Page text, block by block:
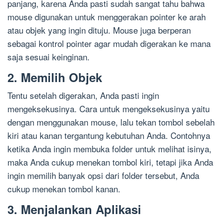
panjang, karena Anda pasti sudah sangat tahu bahwa
mouse digunakan untuk menggerakan pointer ke arah
atau objek yang ingin dituju. Mouse juga berperan
sebagai kontrol pointer agar mudah digerakan ke mana
saja sesuai keinginan.
2. Memilih Objek
Tentu setelah digerakan, Anda pasti ingin
mengeksekusinya. Cara untuk mengeksekusinya yaitu
dengan menggunakan mouse, lalu tekan tombol sebelah
kiri atau kanan tergantung kebutuhan Anda. Contohnya
ketika Anda ingin membuka folder untuk melihat isinya,
maka Anda cukup menekan tombol kiri, tetapi jika Anda
ingin memilih banyak opsi dari folder tersebut, Anda
cukup menekan tombol kanan.
3. Menjalankan Aplikasi